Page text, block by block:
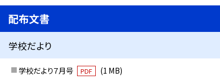
配布文書
学校だより
学校だより７月号 PDF
(1 MB)